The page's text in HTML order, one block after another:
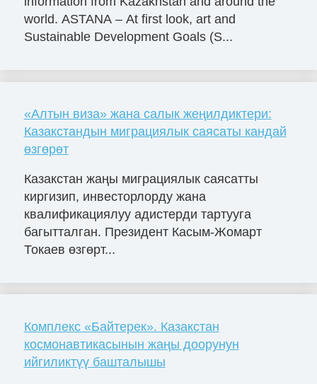
world. ASTANA – At first look, art and
Sustainable Development Goals (S...
«Алтын виза» жана салык жеңилдиктери:
Казакстандын миграциялык саясаты кандай
өзгөрөт
Казакстан жаңы миграциялык саясатты
киргизип, инвесторлорду жана
квалификациялуу адистерди тартууга
багытталган. Президент Касым-Жомарт
Токаев өзгөрт...
Комплекс «Байтерек». Казакстан
космонавтикасынын жаңы доорунун
ийгиликтүү башталышы